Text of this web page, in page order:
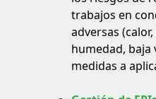
trabajos en
adversas
humedad, baja
medidas a